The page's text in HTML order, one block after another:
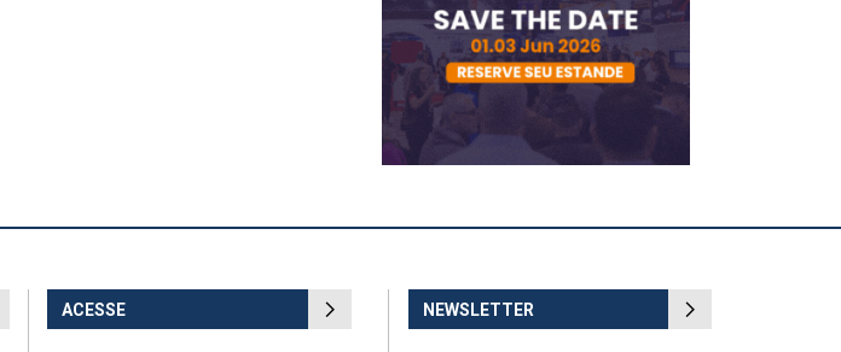
ACESSE NEWSLETTER